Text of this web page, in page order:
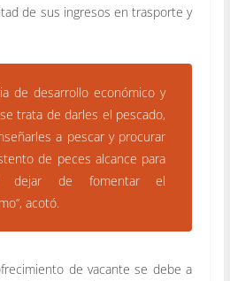
de sus ingresos en trasporte y
de desarrollo económico y
trata de darles el pescado,
a pescar y procurar
de peces alcance para
dejar de fomentar el
acotó.
de vacante se debe a